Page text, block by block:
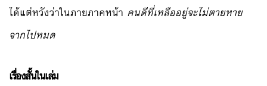
ได้แต่หวังว่าในภายภาคหน้า คนดีที่เหลืออยู่จะไม่ตายหาย
จากไปหมด
เรื่องสั้นในเล่ม